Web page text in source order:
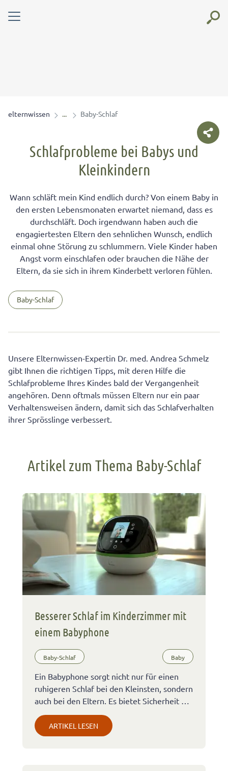
elternwissen Baby-Schlaf
Schlafprobleme bei Babys und
Kleinkindern
Wann schläft mein Kind endlich durch? Von einem Baby in
den ersten Lebensmonaten erwartet niemand, dass es
durchschläft. Doch irgendwann haben auch die
engagiertesten Eltern den sehnlichen Wunsch, endlich
einmal ohne Störung zu schlummern. Viele Kinder haben
Angst vorm einschlafen oder brauchen die Nähe der
Eltern, da sie sich in ihrem Kinderbett verloren fühlen.
Baby-Schlaf
Unsere Elternwissen-Expertin Dr. med. Andrea Schmelz
gibt Ihnen die richtigen Tipps, mit deren Hilfe die
Schlafprobleme Ihres Kindes bald der Vergangenheit
angehören. Denn oftmals müssen Eltern nur ein paar
Verhaltensweisen ändern, damit sich das Schlafverhalten
ihrer Sprösslinge verbessert.
Artikel zum Thema Baby-Schlaf
Besserer Schlaf im Kinderzimmer mit
einem Babyphone
Baby-Schlaf Baby
Ein Babyphone sorgt nicht nur für einen
ruhigeren Schlaf bei den Kleinsten, sondern
auch bei den Eltern. Es bietet Sicherheit …
ARTIKEL LESEN